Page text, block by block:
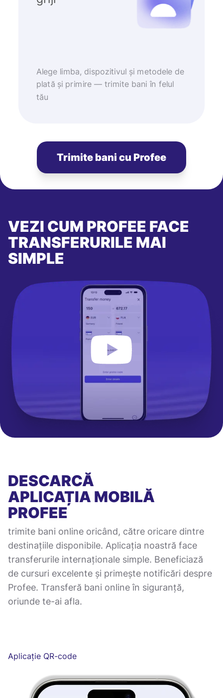
Alege limba, dispozitivul și metodele de
plată și primire — trimite bani în felul
tău
Trimite bani cu Profee
VEZI CUM PROFEE FACE
TRANSFERURILE MAI
SIMPLE
DESCARCĂ
APLICAȚIA MOBILĂ
PROFEE
trimite bani online oricând, către oricare dintre
destinațiile disponibile. Aplicația noastră face
transferurile internaționale simple. Beneficiază
de cursuri excelente și primește notificări despre
Profee. Transferă bani online în siguranță,
oriunde te-ai afla.
Aplicație QR-code